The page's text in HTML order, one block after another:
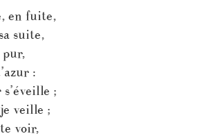
fuite,
suite,
:
;
;
voir,